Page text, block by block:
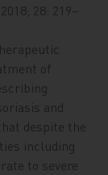
28: 219–
of
and
despite the
including
to severe